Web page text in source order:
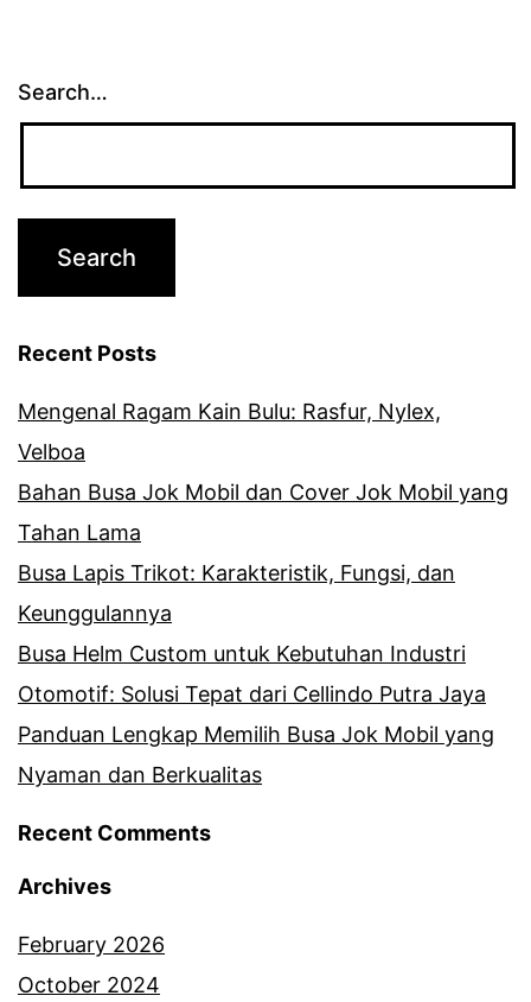
Search…
Recent Posts
Mengenal Ragam Kain Bulu: Rasfur, Nylex,
Velboa
Bahan Busa Jok Mobil dan Cover Jok Mobil yang
Tahan Lama
Busa Lapis Trikot: Karakteristik, Fungsi, dan
Keunggulannya
Busa Helm Custom untuk Kebutuhan Industri
Otomotif: Solusi Tepat dari Cellindo Putra Jaya
Panduan Lengkap Memilih Busa Jok Mobil yang
Nyaman dan Berkualitas
Recent Comments
Archives
February 2026
October 2024